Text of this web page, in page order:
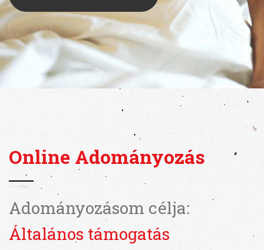
Online Adományozás
Adományozásom célja:
Általános támogatás